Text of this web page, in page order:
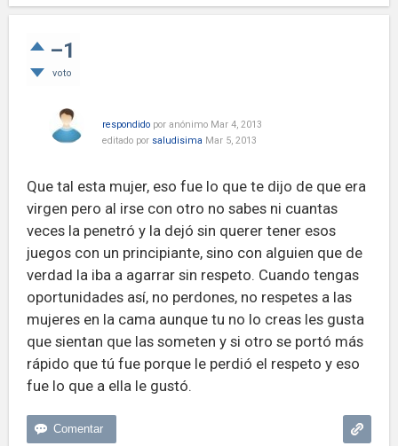
–1
voto
respondido por anónimo Mar 4, 2013
editado por saludisima Mar 5, 2013
Que tal esta mujer, eso fue lo que te dijo de que era
virgen pero al irse con otro no sabes ni cuantas
veces la penetró y la dejó sin querer tener esos
juegos con un principiante, sino con alguien que de
verdad la iba a agarrar sin respeto. Cuando tengas
oportunidades así, no perdones, no respetes a las
mujeres en la cama aunque tu no lo creas les gusta
que sientan que las someten y si otro se portó más
rápido que tú fue porque le perdió el respeto y eso
fue lo que a ella le gustó.